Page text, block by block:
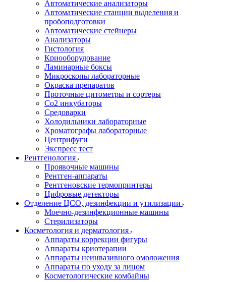
Автоматические анализаторы
Автоматические станции выделения и
пробоподготовки
Автоматические стейнеры
Анализаторы
Гистология
Криооборудование
Ламинарные боксы
Микроскопы лабораторные
Окраска препаратов
Проточные цитометры и сортеры
Со2 инкубаторы
Средоварки
Холодильники лабораторные
Хроматографы лабораторные
Центрифуги
Экспресс тест
Рентгенология
Проявочные машины
Рентген-аппараты
Рентгеновские термопринтеры
Цифровые детекторы
Отделение ЦСО, дезинфекции и утилизации
Моечно-дезинфекционные машины
Стерилизаторы
Косметология и дерматология
Аппараты коррекции фигуры
Аппараты криотерапии
Аппараты неинвазивного омоложения
Аппараты по уходу за лицом
Косметологические комбайны